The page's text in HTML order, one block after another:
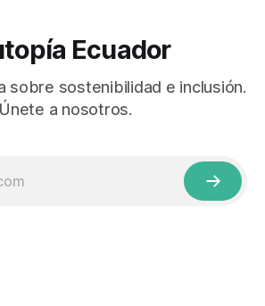
Ecuador
sobre sostenibilidad e inclusión.
Únete a nosotros.